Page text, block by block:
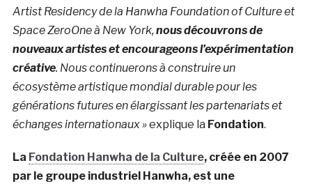
Artist Residency de la Hanwha Foundation of Culture et
Space ZeroOne à New York,nous découvrons de
nouveaux artistes et encourageons l’expérimentation
créative. Nous continuerons à construire un
écosystème artistique mondial durable pour les
générations futures en élargissant les partenariats et
échanges internationaux »explique la Fondation.
La Fondation Hanwha de la Culture, créée en 2007
par le groupe industriel Hanwha, est une